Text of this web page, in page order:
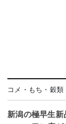
コメ・もち・穀類
新潟の極早生